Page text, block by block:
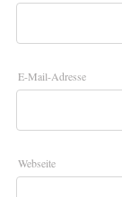
E-Mail-Adresse
Webseite